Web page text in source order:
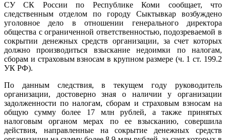
СУ СК России по Республике Коми сообщает, что
следственным отделом по городу Сыктывкар возбуждено
уголовное дело в отношении генерального директора
общества с ограниченной ответственностью, подозреваемой в
сокрытии денежных средств организации, за счет которых
должно производиться взыскание недоимки по налогам,
сборам и страховым взносам в крупном размере (ч. 1 ст. 199.2
УК РФ).
По данным следствия, в текущем году руководитель
организации, достоверно зная о наличии у организации
задолженности по налогам, сборам и страховым взносам на
общую сумму более 17 млн рублей, а также принятых
налоговым органом мерах по ее взысканию, совершила
действия, направленные на сокрытие денежных средств